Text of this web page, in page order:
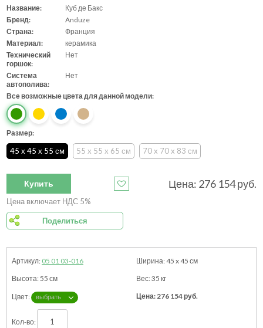
Название:
Куб де Бакс
Бренд:
Anduze
Страна:
Франция
Материал:
керамика
Технический
горшок:
Нет
Система
автополива:
Нет
Все возможные цвета для данной модели:
Размер:
45 x 45 x 55 см 55 x 55 x 65 см 70 x 70 x 83 см
Купить Цена: 276 154руб.
Цена включает НДС 5%
Поделиться
05 01 03-016 45 x 45 см
55 см 35 кг
276 154руб.